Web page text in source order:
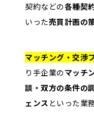
契約などの各種契
いった売買計画の
マッチング・交渉
り手企業のマッチ
談・双方の条件の
ェンス といった業